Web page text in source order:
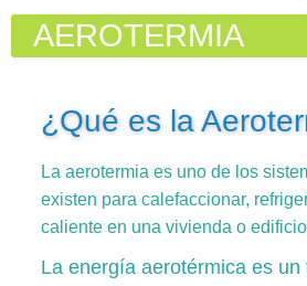
AEROTERMIA
¿Qué es la
La aerotermia es uno de los
existen para calefaccionar,
caliente en una vivienda o
La energía aerotérmica es